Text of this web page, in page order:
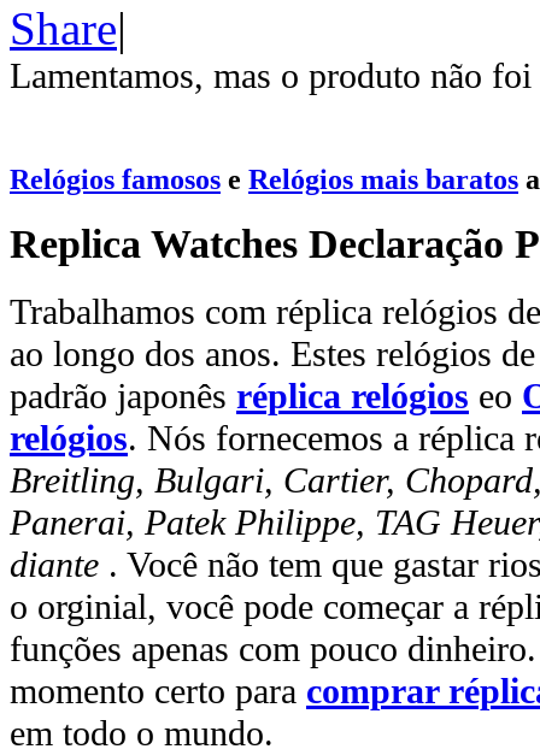
Share|
Lamentamos, mas o produto não
Relógios famosos e Relógios mais baratos
Replica Watches Declaração
Trabalhamos com réplica relógios
ao longo dos anos. Estes relógios
padrão japonês réplica relógios eo
relógios. Nós fornecemos a réplica
Breitling, Bulgari, Cartier,
Panerai, Patek Philippe, TAG
diante . Você não tem que gastar
o orginial, você pode começar a
funções apenas com pouco
momento certo para comprar
em todo o mundo.